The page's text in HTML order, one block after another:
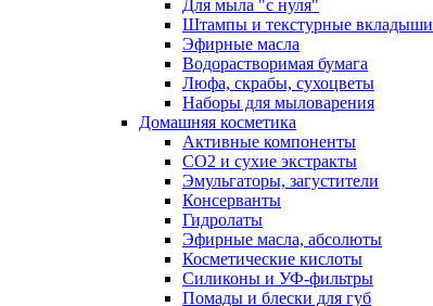
Для мыла "с нуля"
Штампы и текстурные вкладыши
Эфирные масла
Водорастворимая бумага
Люфа, скрабы, сухоцветы
Наборы для мыловарения
Домашняя косметика
Активные компоненты
СО2 и сухие экстракты
Эмульгаторы, загустители
Консерванты
Гидролаты
Эфирные масла, абсолюты
Косметические кислоты
Силиконы и УФ-фильтры
Помады и блески для губ